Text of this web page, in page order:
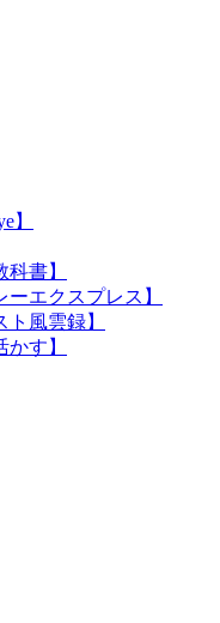
】
書】
エクスプレス】
風雲録】
す】